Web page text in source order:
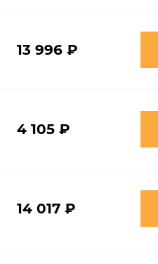
13 996 ₽
4 105 ₽
14 017 ₽